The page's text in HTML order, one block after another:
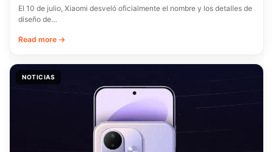
El 10 de julio, Xiaomi desveló oficialmente el nombre y los detalles de
diseño de…
Read more →
NOTICIAS